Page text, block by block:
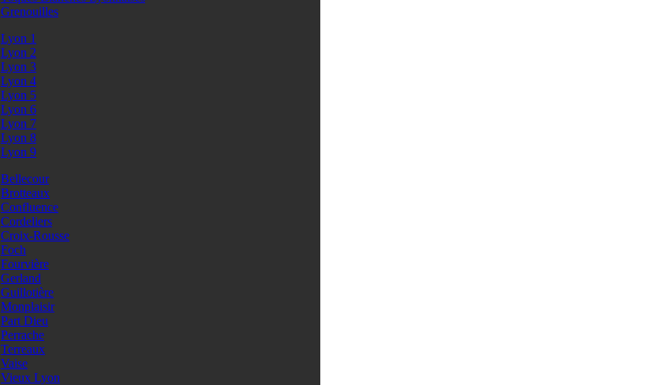
Grenouilles
Lyon 1
Lyon 2
Lyon 3
Lyon 4
Lyon 5
Lyon 6
Lyon 7
Lyon 8
Lyon 9
Bellecour
Brotteaux
Confluence
Cordeliers
Croix-Rousse
Foch
Fourvière
Gerland
Guillotière
Monplaisir
Part Dieu
Perrache
Terreaux
Vaise
Vieux Lyon